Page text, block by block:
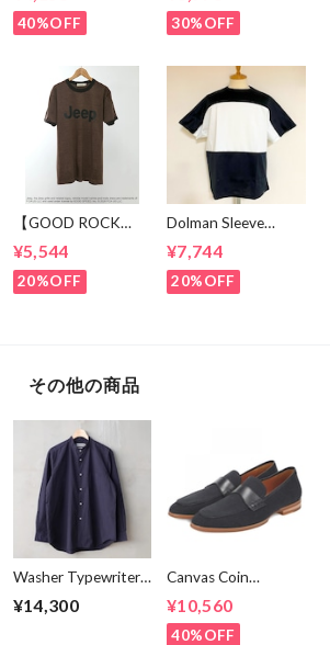
40%OFF 30%OFF
【GOOD ROCK
SPEED】 Jeep®
Classic Logo Graphic
Ringer T-Shirt
Brown
¥5,544
20%OFF
Dolman Sleeve
Switch Cut &
Sewn Black /
White
¥7,744
20%OFF
その他の商品
Washer Typewriter
Loose Fit Band
Collar Shirt Mid
¥14,300
Canvas Coin
Loafers Black
¥10,560
40%OFF